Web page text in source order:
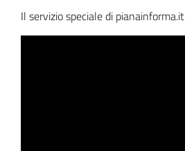
Il servizio speciale di pianainforma.it